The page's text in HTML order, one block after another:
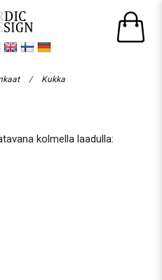
/ Kukka
kolmella laadulla: